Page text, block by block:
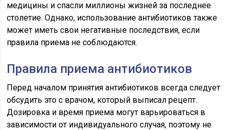
медицины и спасли миллионы жизней за последнее
столетие. Однако, использование антибиотиков также
может иметь свои негативные последствия, если
правила приема не соблюдаются.
Правила приема антибиотиков
Перед началом принятия антибиотиков всегда следует
обсудить это с врачом, который выписал рецепт.
Дозировка и время приема могут варьироваться в
зависимости от индивидуального случая, поэтому не